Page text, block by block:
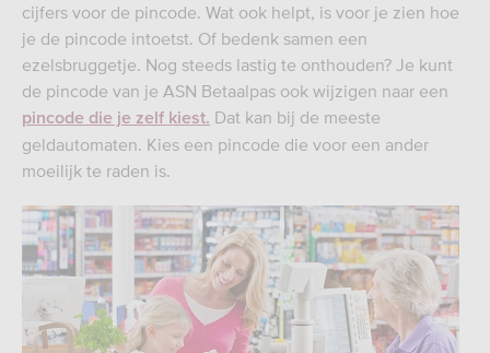
cijfers voor de pincode. Wat ook helpt, is voor je zien hoe
je de pincode intoetst. Of bedenk samen een
ezelsbruggetje. Nog steeds lastig te onthouden? Je kunt
de pincode van je ASN Betaalpas ook wijzigen naar een
pincode die je zelf kiest. Dat kan bij de meeste
geldautomaten. Kies een pincode die voor een ander
moeilijk te raden is.